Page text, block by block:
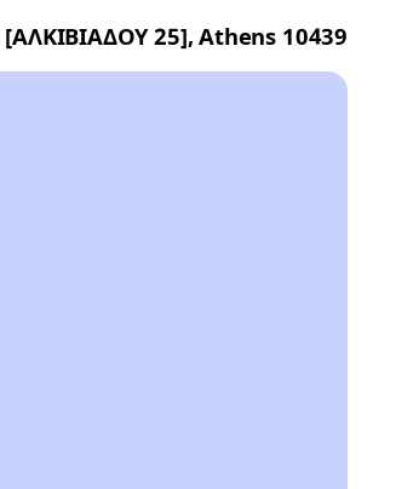
25], Athens 10439